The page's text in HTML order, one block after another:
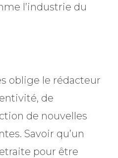
l’industrie du
oblige le rédacteur
de
de nouvelles
Savoir qu’un
pour être